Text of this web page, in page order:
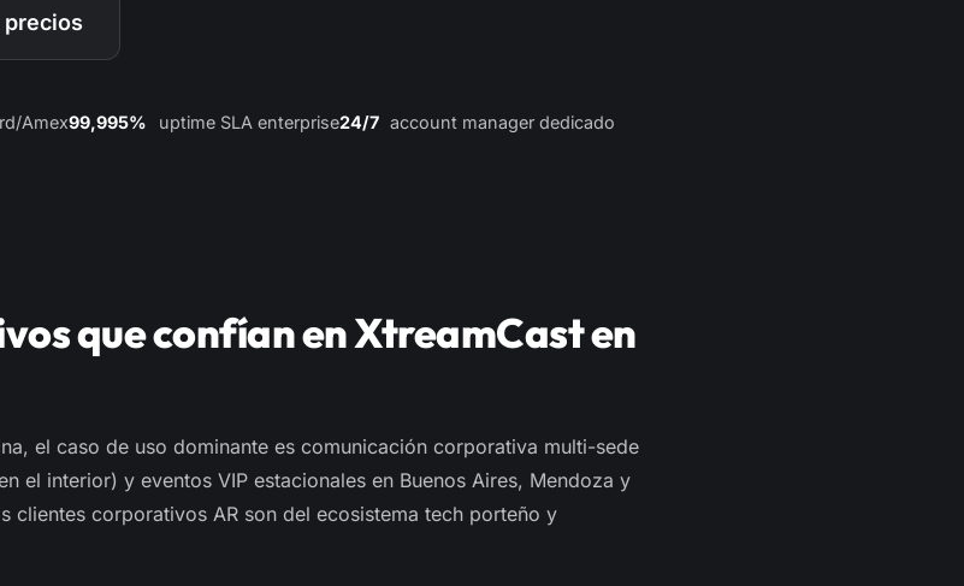
Amex99,995% uptime SLA enterprise24/7 account manager dedicado
que confían en XtreamCast en
el caso de uso dominante es comunicación corporativa multi-sede
el interior) y eventos VIP estacionales en Buenos Aires, Mendoza y
clientes corporativos AR son del ecosistema tech porteño y